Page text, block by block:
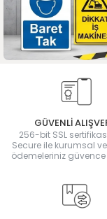
GÜVENLİ
256-bit SSL
Secure ile kurumsal
ödemeleriniz güvence